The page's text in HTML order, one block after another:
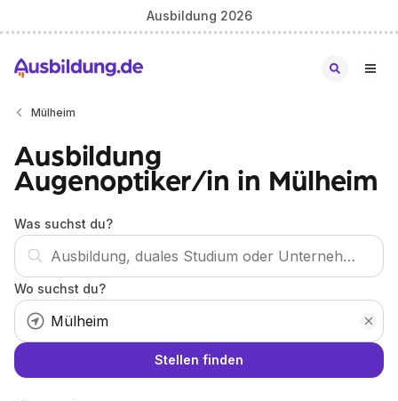
Ausbildung 2026
Mülheim
Ausbildung
Augenoptiker/in in Mülheim
Was suchst du?
Wo suchst du?
Stellen finden